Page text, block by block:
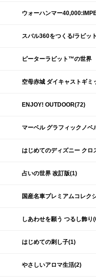
ウォーハンマー
スバル360をつくる/ラビッ
ピーターラビット™の世界
空母赤城 ダイキャストギミ
ENJOY! OUTDOOR(72)
マーベル グラフィックノベ
はじめてのディズニー クロ
占いの世界 改訂版(1)
国産名車プレミアムコレク
しあわせを願う つるし飾り
はじめての刺し子(1)
やさしいアロマ生活(2)